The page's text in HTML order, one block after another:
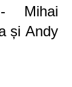
Mihai
și Andy